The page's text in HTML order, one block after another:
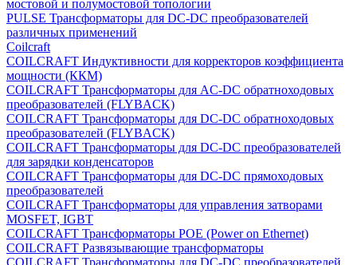
мостовой и полумостовой топологии
PULSE Трансформаторы для DC-DC преобразователей
различных применений
Coilcraft
COILCRAFT Индуктивности для корректоров коэффициента
мощности (ККМ)
COILCRAFT Трансформаторы для AC-DC обратноходовых
преобразователей (FLYBACK)
COILCRAFT Трансформаторы для DC-DC обратноходовых
преобразователей (FLYBACK)
COILCRAFT Трансформаторы для DC-DC преобразователей
для зарядки конденсаторов
COILCRAFT Трансформаторы для DC-DC прямоходовых
преобразователей
COILCRAFT Трансформаторы для управления затворами
MOSFET, IGBT
COILCRAFT Трансформаторы POE (Power on Ethernet)
COILCRAFT Развязывающие трансформаторы
COILCRAFT Трансформаторы для DC-DC преобразователей